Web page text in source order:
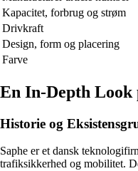
Kapacitet, forbrug og strøm
Drivkraft
Design, form og placering
Farve
En In-Depth Look
Historie og
Saphe er et dansk
trafiksikkerhed og mobilitet.